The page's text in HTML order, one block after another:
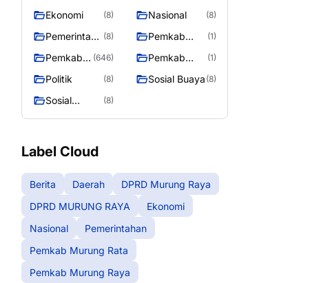
Raya
RAYA
Ekonomi (8) Nasional (8)
Pemerintaha (8)
Pemkab
(1)
Pemkab
Raya
(646)
Pemkab
RayaPemka
(1)
Politik (8) Sosial Buaya (8)
Sosial
(8)
Label Cloud
Berita Daerah
DPRD Murung Raya
DPRD MURUNG RAYA
Ekonomi
Nasional
Pemerintahan
Pemkab Murung Rata
Pemkab Murung Raya